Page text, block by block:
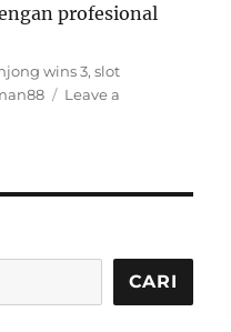
profesional
wins 3,slot
Leave a
CARI